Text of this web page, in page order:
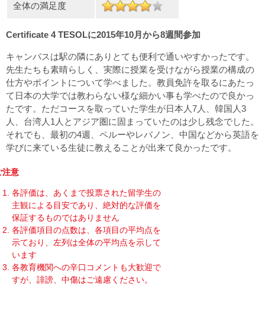
全体の満足度
Certificate 4 TESOLに2015年10月から8週間参加
キャンパスは駅の隣にありとても便利で通いやすかったです。
先生たちも素晴らしく、実際に授業を受けながら授業の構成の
仕方やポイントについて学べました。教員免許を取るにあたっ
て日本の大学では教わらない様な細かい事も学べたので良かっ
たです。ただコースを取っていた学生が日本人7人、韓国人3
人、台湾人1人とアジア圏に固まっていたのは少し残念でした。
それでも、最初の4週、ペルーやレバノン、中国などから英語を
学びに来ている生徒に教えることが出来て良かったです。
注意
各評価は、あくまで投票された留学生の
主観による目安であり、絶対的な評価を
保証するものではありません
各評価項目の点数は、各項目の平均点を
示ており、左列は全体の平均点を示して
います
各教育機関への辛口コメントも大歓迎で
すが、誹謗、中傷はご遠慮ください。